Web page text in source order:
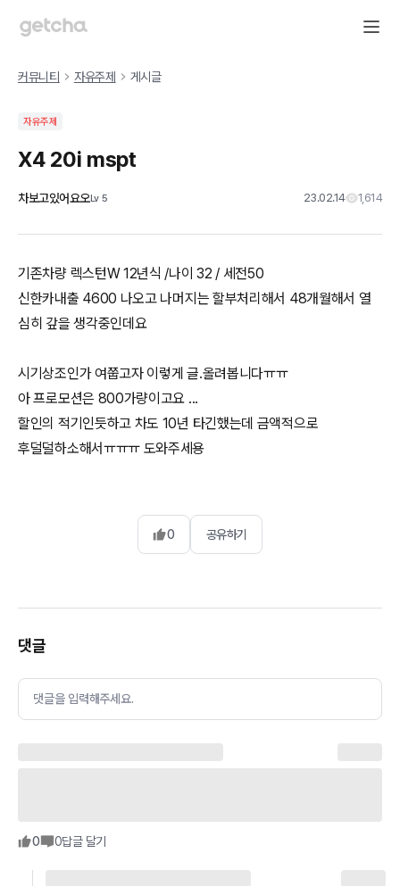
커뮤니티 자유주제 게시글
자유주제
X4 20i mspt
차보고있어요오Lv5 23.02.14 1,614
기존차량 렉스턴W 12년식 /나이 32 / 세전50
신한카내출 4600 나오고 나머지는 할부처리해서 48개월해서 열
심히 갚을 생각중인데요
시기상조인가 여쭙고자 이렇게 글.올려봅니다ㅠㅠ
아 프로모션은 800가량이고요 ...
할인의 적기인듯하고 차도 10년 타긴했는데 금액적으로
후덜덜하소해서ㅠㅠㅠ 도와주세용
0 공유하기
댓글
댓글을 입력해주세요.
0 0답글 달기